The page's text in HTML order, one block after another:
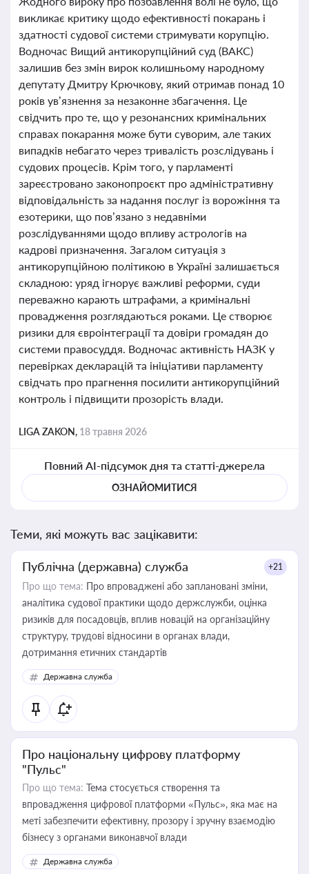
викликає критику щодо ефективності покарань і
здатності судової системи стримувати корупцію.
Водночас Вищий антикорупційний суд (ВАКС)
залишив без змін вирок колишньому народному
депутату Дмитру Крючкову, який отримав понад 10
років ув’язнення за незаконне збагачення. Це
свідчить про те, що у резонансних кримінальних
справах покарання може бути суворим, але таких
випадків небагато через тривалість розслідувань і
судових процесів. Крім того, у парламенті
зареєстровано законопроєкт про адміністративну
відповідальність за надання послуг із ворожіння та
езотерики, що пов’язано з недавніми
розслідуваннями щодо впливу астрологів на
кадрові призначення. Загалом ситуація з
антикорупційною політикою в Україні залишається
складною: уряд ігнорує важливі реформи, суди
переважно карають штрафами, а кримінальні
провадження розглядаються роками. Це створює
ризики для євроінтеграції та довіри громадян до
системи правосуддя. Водночас активність НАЗК у
перевірках декларацій та ініціативи парламенту
свідчать про прагнення посилити антикорупційний
контроль і підвищити прозорість влади.
LIGA ZAKON, 18 травня 2026
Повний AI-підсумок дня та статті-джерела
ОЗНАЙОМИТИСЯ
Теми, які можуть вас зацікавити:
Публічна (державна) служба +21
Про що тема: Про впроваджені або заплановані зміни,
аналітика судової практики щодо держслужби, оцінка
ризиків для посадовців, вплив новацій на організаційну
структуру, трудові відносини в органах влади,
дотримання етичних стандартів
Державна служба
Про національну цифрову платформу
"Пульс"
Про що тема: Тема стосується створення та
впровадження цифрової платформи «Пульс», яка має на
меті забезпечити ефективну, прозору і зручну взаємодію
бізнесу з органами виконавчої влади
Державна служба